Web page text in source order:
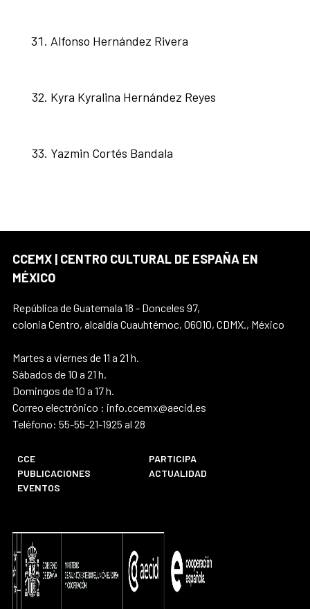
Alfonso Hernández Rivera
Kyra Kyralina Hernández Reyes
Yazmin Cortés Bandala
CCEMX | CENTRO CULTURAL DE ESPAÑA EN
MÉXICO
República de Guatemala 18 - Donceles 97,
colonia Centro, alcaldía Cuauhtémoc, 06010, CDMX., México
Martes a viernes de 11 a 21 h.
Sábados de 10 a 21 h.
Domingos de 10 a 17 h.
Correo electrónico : info.ccemx@aecid.es
Teléfono: 55-55-21-1925 al 28
CCE
PARTICIPA
PUBLICACIONES
ACTUALIDAD
EVENTOS